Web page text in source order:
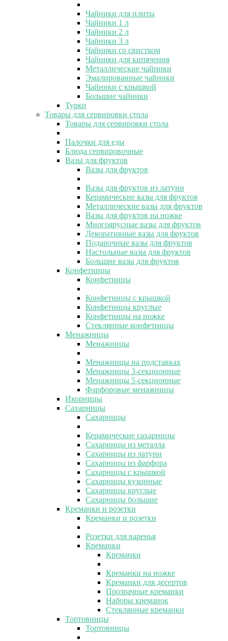
Чайники для плиты
Чайники 1 л
Чайники 2 л
Чайники 3 л
Чайники со свистком
Чайники для кипячения
Металлические чайники
Эмалированные чайники
Чайники с крышкой
Большие чайники
Турки
Товары для сервировки стола
Товары для сервировки стола
Палочки для еды
Блюда сервировочные
Вазы для фруктов
Вазы для фруктов
Вазы для фруктов из латуни
Керамические вазы для фруктов
Металлические вазы для фруктов
Вазы для фруктов на ножке
Многоярусные вазы для фруктов
Декоративные вазы для фруктов
Подарочные вазы для фруктов
Настольные вазы для фруктов
Большие вазы для фруктов
Конфетницы
Конфетницы
Конфетницы с крышкой
Конфетницы круглые
Конфетницы на ножке
Стеклянные конфетницы
Менажницы
Менажницы
Менажницы на подставках
Менажницы 3-секционные
Менажницы 5-секционные
Фарфоровые менажницы
Икорницы
Сахарницы
Сахарницы
Керамические сахарницы
Сахарницы из металла
Сахарницы из латуни
Сахарницы из фарфора
Сахарницы с крышкой
Сахарницы кухонные
Сахарницы круглые
Сахарницы большие
Креманки и розетки
Креманки и розетки
Розетки для варенья
Креманки
Креманки
Креманки на ножке
Креманки для десертов
Прозрачные креманки
Наборы креманок
Стеклянные креманки
Тортовницы
Тортовницы